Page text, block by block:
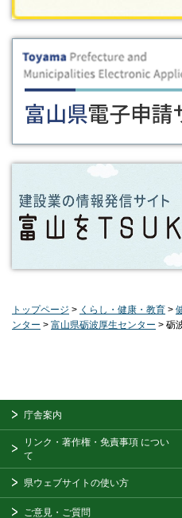
トップページ > くらし・健康・教育 >
ンター > 富山県砺波厚生センター > 砺
庁舎案内
リンク・著作権・免責事項 につい
て
県ウェブサイトの使い方
ご意見・ご質問